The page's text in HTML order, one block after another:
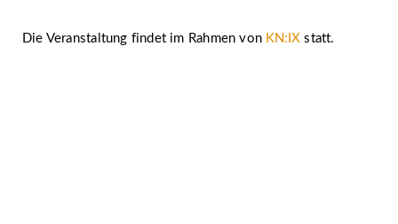
Die Veranstaltung findet im Rahmen von KN:IX statt.